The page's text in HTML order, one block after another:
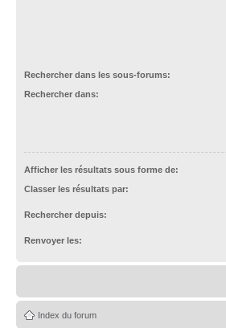
Rechercher dans les sous-forums:
Rechercher dans:
Afficher les résultats sous forme de:
Classer les résultats par:
Rechercher depuis:
Renvoyer les:
Index du forum